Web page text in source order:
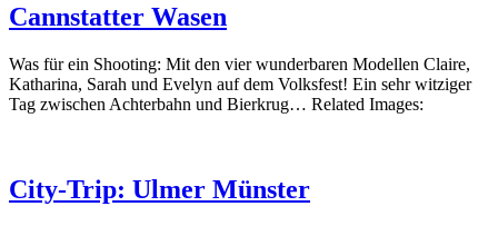
Alexandra
Cannstatter Wasen
Was für ein Shooting: Mit den vier wunderbaren Modellen Claire,
Katharina, Sarah und Evelyn auf dem Volksfest! Ein sehr witziger
Tag zwischen Achterbahn und Bierkrug… Related Images:
City-Trip: Ulmer Münster